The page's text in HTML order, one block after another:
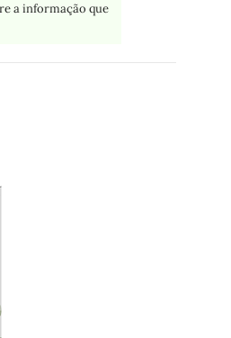
a informação que